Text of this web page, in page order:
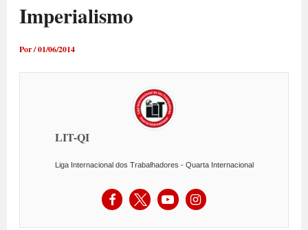
Imperialismo
Por/01/06/2014
LIT-QI
Liga Internacional dos Trabalhadores - Quarta Internacional